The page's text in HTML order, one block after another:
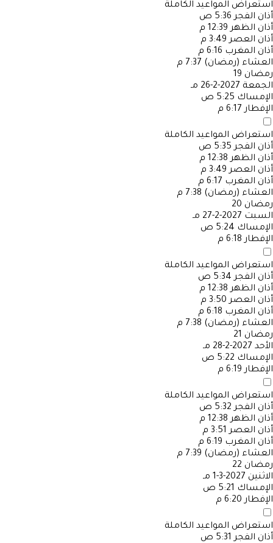
استعراض المواعيد الكاملة
أذان الفجر 5:36 ص
أذان الظهر 12:39 م
أذان العصر 3:49 م
أذان المغرب 6:16 م
العشاء (رمضان) 7:37 م
رمضان 19
الجمعة 2027-2-26 مـ
الإمساك 5:25 ص
الإفطار 6:17 م
استعراض المواعيد الكاملة
أذان الفجر 5:35 ص
أذان الظهر 12:38 م
أذان العصر 3:49 م
أذان المغرب 6:17 م
العشاء (رمضان) 7:38 م
رمضان 20
السبت 2027-2-27 مـ
الإمساك 5:24 ص
الإفطار 6:18 م
استعراض المواعيد الكاملة
أذان الفجر 5:34 ص
أذان الظهر 12:38 م
أذان العصر 3:50 م
أذان المغرب 6:18 م
العشاء (رمضان) 7:38 م
رمضان 21
الأحد 2027-2-28 مـ
الإمساك 5:22 ص
الإفطار 6:19 م
استعراض المواعيد الكاملة
أذان الفجر 5:32 ص
أذان الظهر 12:38 م
أذان العصر 3:51 م
أذان المغرب 6:19 م
العشاء (رمضان) 7:39 م
رمضان 22
الاثنين 2027-3-1 مـ
الإمساك 5:21 ص
الإفطار 6:20 م
استعراض المواعيد الكاملة
أذان الفجر 5:31 ص